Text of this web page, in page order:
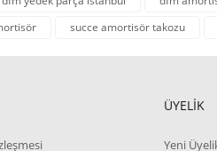
succe amortisör takozu
ÜYELİK
Yeni